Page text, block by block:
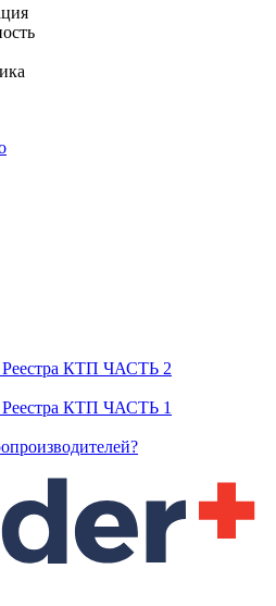
Реестра КТП ЧАСТЬ 2
Реестра КТП ЧАСТЬ 1